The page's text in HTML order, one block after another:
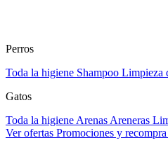
Perros
Toda la higiene Shampoo Limpieza
Gatos
Toda la higiene Arenas Areneras
Ver ofertas Promociones y